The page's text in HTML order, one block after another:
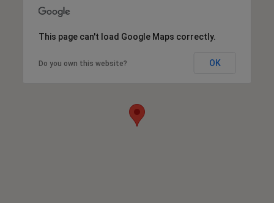
This page can't load Google Maps correctly.
Do you own this website? OK